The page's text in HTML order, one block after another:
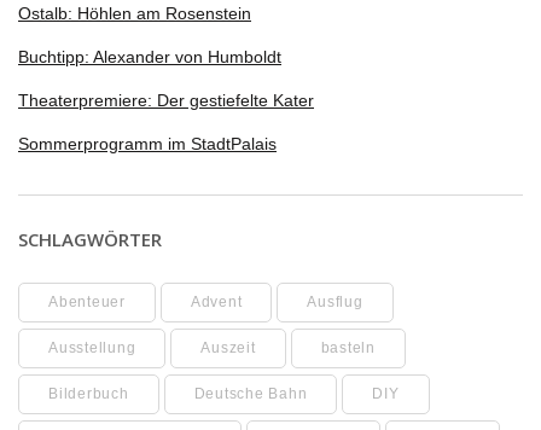
Ostalb: Höhlen am Rosenstein
Buchtipp: Alexander von Humboldt
Theaterpremiere: Der gestiefelte Kater
Sommerprogramm im StadtPalais
SCHLAGWÖRTER
Abenteuer Advent Ausflug
Ausstellung Auszeit basteln
Bilderbuch Deutsche Bahn DIY